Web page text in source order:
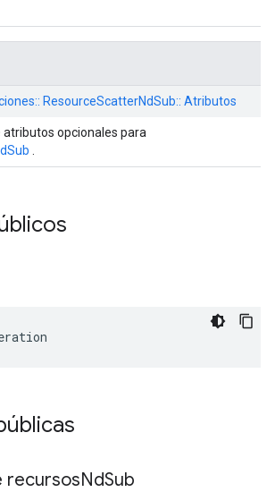
ResourceScatterNdSub:: Atributos
opcionales para
recursosNdSub